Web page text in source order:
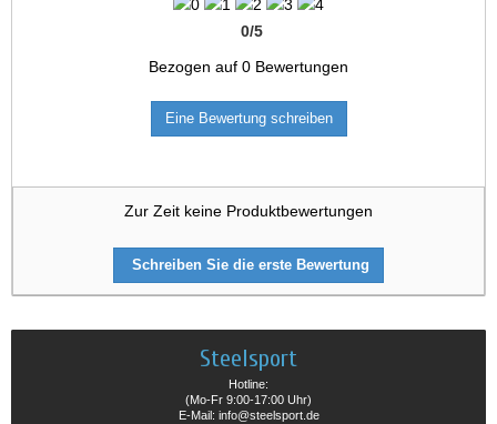
0/5
Bezogen auf 0 Bewertungen
Eine Bewertung schreiben
Zur Zeit keine Produktbewertungen
Schreiben Sie die erste Bewertung
Steelsport
Hotline:
(Mo-Fr 9:00-17:00 Uhr)
E-Mail: info@steelsport.de